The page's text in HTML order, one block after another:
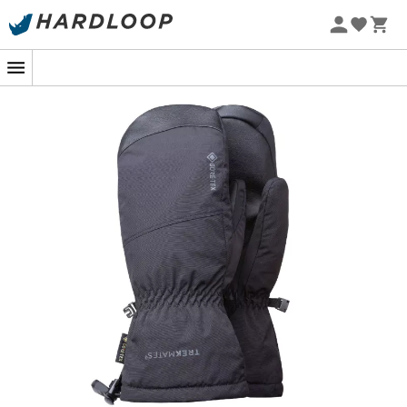
Zomeraanbiedingen 🔥 -5% EXTRA vanaf 2 producten* met
Op de top van de Aiguille du Midi flirten de
temperaturen met het absolute nulpunt, maar uw
handen genieten van een warme cocon. De
maken elke bergtocht tot een waar
genoegen, zelfs voor de grootste koukleumen onder ons.
GORE-TEX-technologie met
bieden deze handschoenen een ongeëvenaarde
ademende werking
, waardoor uw handen droog en
comfortabel blijven tijdens de inspanning. Geen